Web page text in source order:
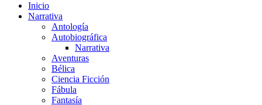
Inicio
Narrativa
Antología
Autobiográfica
Narrativa
Aventuras
Bélica
Ciencia Ficción
Fábula
Fantasía